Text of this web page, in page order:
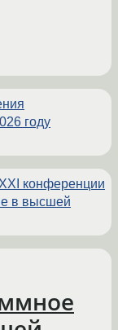
году
конференции
в высшей